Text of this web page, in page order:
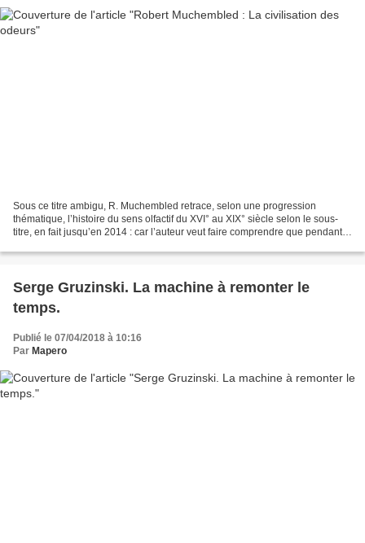
Sous ce titre ambigu, R. Muchembled retrace, selon une progression
thématique, l’histoire du sens olfactif du XVI° au XIX° siècle selon le sous-
titre, en fait jusqu’en 2014 : car l’auteur veut faire comprendre que pendant
Serge Gruzinski. La machine à remonter le
temps.
Publié le 07/04/2018 à 10:16
Par Mapero